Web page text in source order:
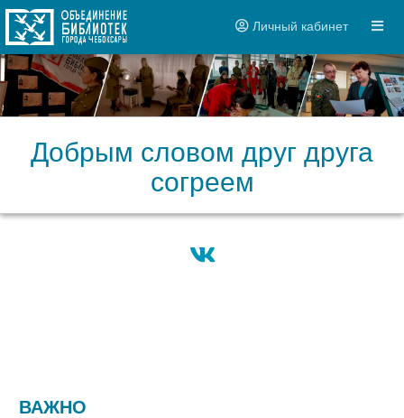
Личный кабинет
Добрым словом друг друга
согреем
ВАЖНО